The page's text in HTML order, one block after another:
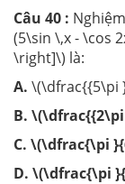
Câu 40 :
(5\sin \,x - \cos
\right]\) là:
A. \(\dfrac{{5\pi
B.
C. \(\dfrac{\pi
D. \(\dfrac{\pi